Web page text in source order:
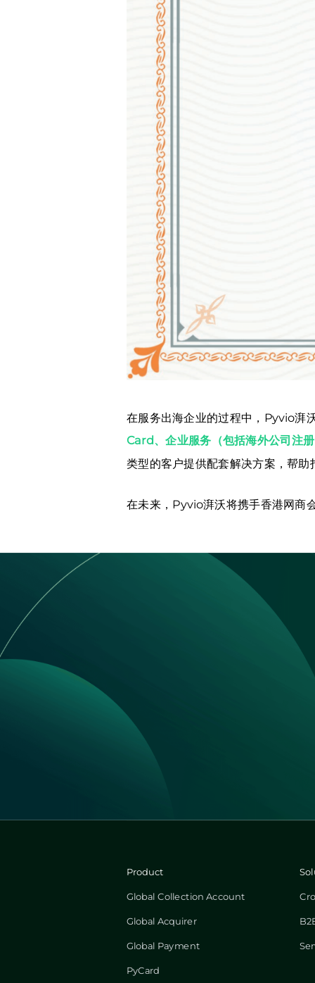
在服务出海企业的过程中，Pyvio湃
Card、企业服务（包括海外公司注
类型的客户提供配套解决方案，帮
在未来，Pyvio湃沃将携手香港网商
Product
Global Collection Account
Global Acquirer
Global Payment
PyCard